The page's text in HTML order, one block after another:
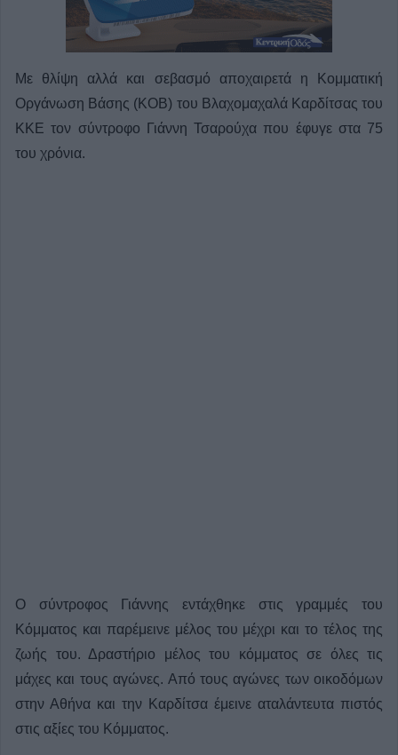
Με θλίψη αλλά και σεβασμό αποχαιρετά η Κομματική
Οργάνωση Βάσης (ΚΟΒ) του Βλαχομαχαλά Καρδίτσας του
ΚΚΕ τον σύντροφο Γιάννη Τσαρούχα που έφυγε στα 75
του χρόνια.
Ο σύντροφος Γιάννης εντάχθηκε στις γραμμές του
Κόμματος και παρέμεινε μέλος του μέχρι και το τέλος της
ζωής του. Δραστήριο μέλος του κόμματος σε όλες τις
μάχες και τους αγώνες. Από τους αγώνες των οικοδόμων
στην Αθήνα και την Καρδίτσα έμεινε αταλάντευτα πιστός
στις αξίες του Κόμματος.